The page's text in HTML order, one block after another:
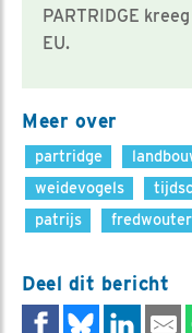
PARTRIDGE
EU.
Meer over
partridge
weidevogels
patrijs
Deel dit bericht